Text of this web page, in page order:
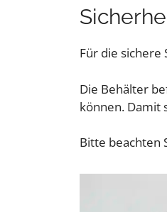
Für die
Die Behälter
können. Damit
Bitte beachten